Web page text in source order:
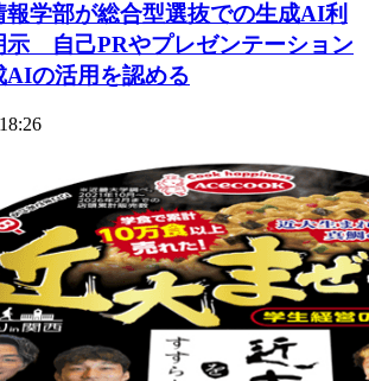
報学部が総合型選抜での生成AI利
示 自己PRやプレゼンテーション
AIの活用を認める